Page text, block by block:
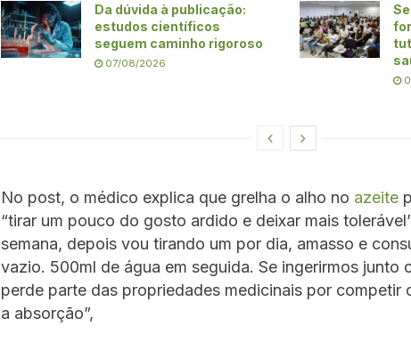
Da dúvida à publicação:
estudos científicos
seguem caminho rigoroso
07/08/2026
No post, o médico explica que grelha o alho no azeite
“tirar um pouco do gosto ardido e deixar mais
semana, depois vou tirando um por dia, amasso e
vazio. 500ml de água em seguida. Se ingerirmos junto
perde parte das propriedades medicinais por competir
a absorção”,